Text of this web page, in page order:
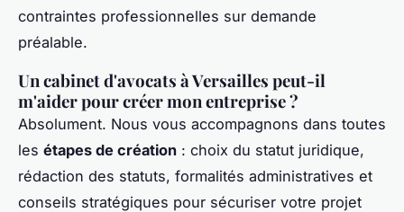
contraintes professionnelles sur demande
préalable.
Un cabinet d'avocats à Versailles peut-il
m'aider pour créer mon entreprise ?
Absolument. Nous vous accompagnons dans toutes
les étapes de création : choix du statut juridique,
rédaction des statuts, formalités administratives et
conseils stratégiques pour sécuriser votre projet